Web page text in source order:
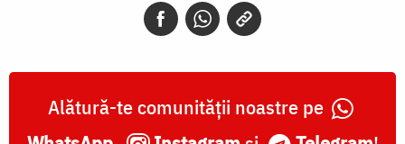
Alătură-te comunității noastre pe